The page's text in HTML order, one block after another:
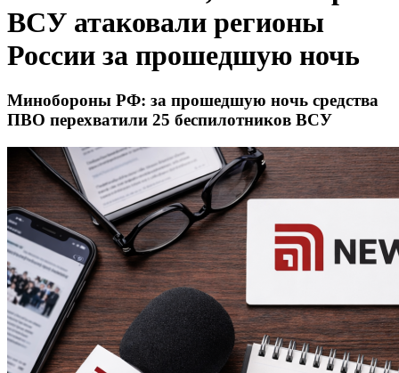
ВСУ атаковали регионы
России за прошедшую ночь
Минобороны РФ: за прошедшую ночь средства
ПВО перехватили 25 беспилотников ВСУ